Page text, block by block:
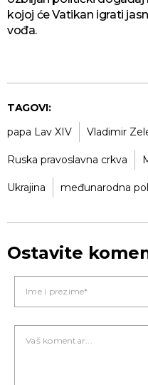
kojoj će Vatikan igrati
vođa.
TAGOVI:
papa Lav XIV
Vladimir
Ruska pravoslavna crkva
Ukrajina međunarodna
Ostavite